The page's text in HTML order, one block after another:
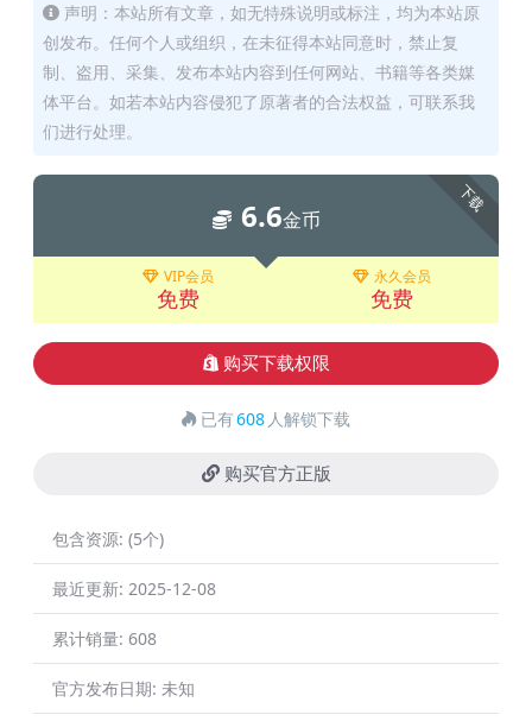
声明：本站所有文章，如无特殊说明或标注，均为本站原
创发布。任何个人或组织，在未征得本站同意时，禁止复
制、盗用、采集、发布本站内容到任何网站、书籍等各类媒
体平台。如若本站内容侵犯了原著者的合法权益，可联系我
们进行处理。
下载
6.6金币
VIP会员
免费
永久会员
免费
购买下载权限
已有608 人解锁下载
购买官方正版
包含资源: (5个)
最近更新: 2025-12-08
累计销量: 608
官方发布日期: 未知